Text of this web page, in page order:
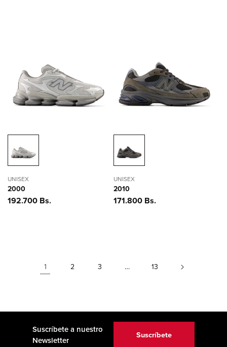
UNISEX
2000
Precio
192.700 Bs.
UNISEX
2010
Precio
171.800 Bs.
1 2 3 … 13
Suscríbete a nuestro
Newsletter
Suscríbete